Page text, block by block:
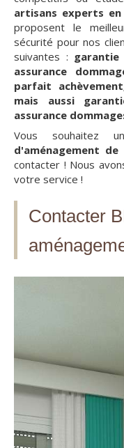
artisans experts
proposent le
sécurité pour nos
suivantes : garantie
assurance
parfait
mais aussi
assurance
Vous souhaitez
d'aménagement de
contacter ! Nous
votre service !
Contacter